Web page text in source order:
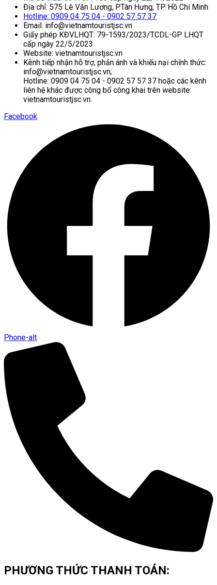
Địa chỉ: 575 Lê Văn Lương, P.Tân Hưng, TP. Hồ Chí Minh
Hotline: 0909 04 75 04 - 0902 57 57 37
Email: info@vietnamtouristjsc.vn
Giấy phép KĐVLHQT: 79-1593/2023/TCDL-GP LHQT
cấp ngày 22/5/2023
Website: vietnamtouristjsc.vn
Kênh tiếp nhận hỗ trợ, phản ánh và khiếu nại chính thức:
info@vietnamtouristjsc.vn;
Hotline: 0909 04 75 04 - 0902 57 57 37 hoặc các kênh
liên hệ khác được công bố công khai trên website:
vietnamtouristjsc.vn.
Facebook
Phone-alt
PHƯƠNG THỨC THANH TOÁN: